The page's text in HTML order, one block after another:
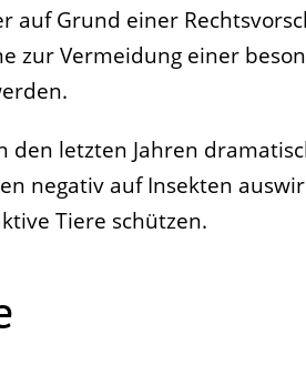
auf Grund einer
zur Vermeidung einer
letzten Jahren
negativ auf Insekten
Tiere schützen.